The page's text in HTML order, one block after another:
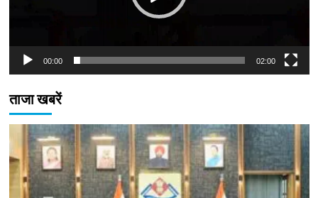
00:00 02:00
ताजा खबरें